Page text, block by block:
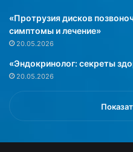
«Протрузия дисков
симптомы и лечение»
20.05.2026
«Эндокринолог: секреты
20.05.2026